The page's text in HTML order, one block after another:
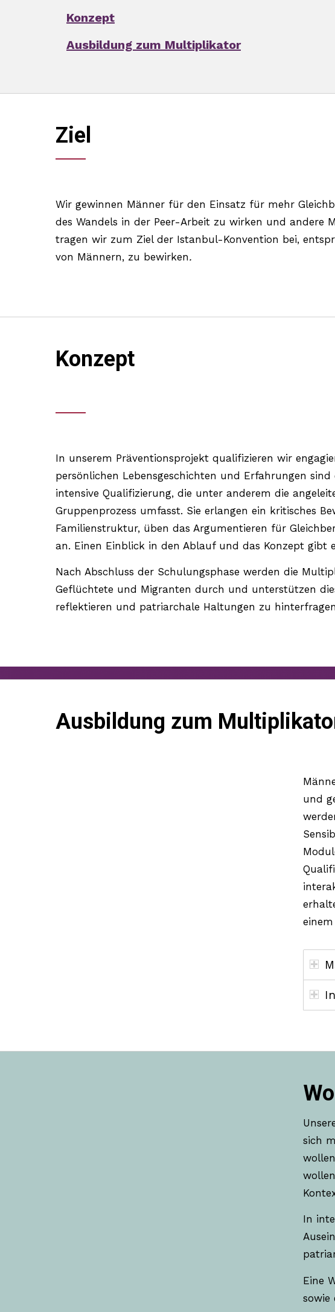
Konzept
Ausbildung zum Multiplikator
Ziel
Wir gewinnen Männer für den Einsatz für mehr
des Wandels in der Peer-Arbeit zu wirken und andere
tragen wir zum Ziel der Istanbul-Konvention bei,
von Männern, zu bewirken.
Konzept
In unserem Präventionsprojekt qualifizieren wir
persönlichen Lebensgeschichten und Erfahrungen
intensive Qualifizierung, die unter anderem die
Gruppenprozess umfasst. Sie erlangen ein kritisches
Familienstruktur, üben das Argumentieren für
an. Einen Einblick in den Ablauf und das Konzept gibt
Nach Abschluss der Schulungsphase werden die
Geflüchtete und Migranten durch und unterstützen
reflektieren und patriarchale Haltungen zu
Ausbildung zum
und
sich
In
Eine
sowie